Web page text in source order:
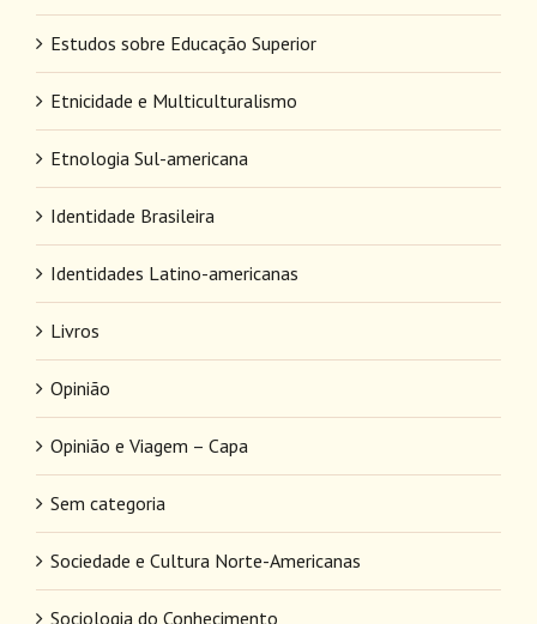
Estudos sobre Educação Superior
Etnicidade e Multiculturalismo
Etnologia Sul-americana
Identidade Brasileira
Identidades Latino-americanas
Livros
Opinião
Opinião e Viagem – Capa
Sem categoria
Sociedade e Cultura Norte-Americanas
Sociologia do Conhecimento